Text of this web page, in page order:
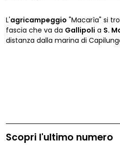
L'agricampeggio "Macarìa" si
fascia che va da Gallipoli a S.
distanza dalla marina di
Scopri l'ultimo numero